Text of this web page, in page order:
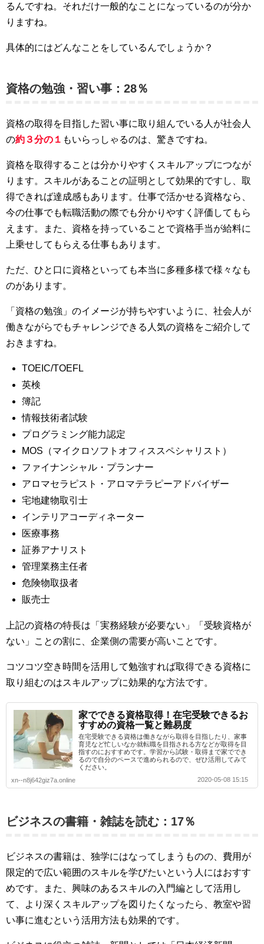
るんですね。それだけ一般的なことになっているのが分か
りますね。
具体的にはどんなことをしているんでしょうか？
資格の勉強・習い事：28％
資格の取得を目指した習い事に取り組んでいる人が社会人
の約３分の１ もいらっしゃるのは、驚きですね。
資格を取得することは分かりやすくスキルアップにつなが
ります。スキルがあることの証明として効果的ですし、取
得できれば達成感もあります。仕事で活かせる資格なら、
今の仕事でも転職活動の際でも分かりやすく評価してもら
えます。また、資格を持っていることで資格手当が給料に
上乗せしてもらえる仕事もあります。
ただ、ひと口に資格といっても本当に多種多様で様々なも
のがあります。
「資格の勉強」のイメージが持ちやすいように、社会人が
働きながらでもチャレンジできる人気の資格をご紹介して
おきますね。
TOEIC/TOEFL
英検
簿記
情報技術者試験
プログラミング能力認定
MOS（マイクロソフトオフィススペシャリスト）
ファイナンシャル・プランナー
アロマセラピスト・アロマテラピーアドバイザー
宅地建物取引士
インテリアコーディネーター
医療事務
証券アナリスト
管理業務主任者
危険物取扱者
販売士
上記の資格の特長は「実務経験が必要ない」「受験資格が
ない」ことの割に、企業側の需要が高いことです。
コツコツ空き時間を活用して勉強すれば取得できる資格に
取り組むのはスキルアップに効果的な方法です。
家でできる資格取得！在宅受験できるお
すすめの資格一覧と難易度
在宅受験できる資格は働きながら取得を目指したり、家事
育児など忙しいなか就転職を目指される方などが取得を目
指すのにおすすめです。学習から試験・取得まで家ででき
るので自分のペースで進められるので、ぜひ活用してみて
ください。
xn--n8j642giz7a.online
2020-05-08 15:15
ビジネスの書籍・雑誌を読む：17％
ビジネスの書籍は、独学にはなってしまうものの、費用が
限定的で広い範囲のスキルを学びたいという人にはおすす
めです。また、興味のあるスキルの入門編として活用し
て、より深くスキルアップを図りたくなったら、教室や習
い事に進むという活用方法も効果的です。